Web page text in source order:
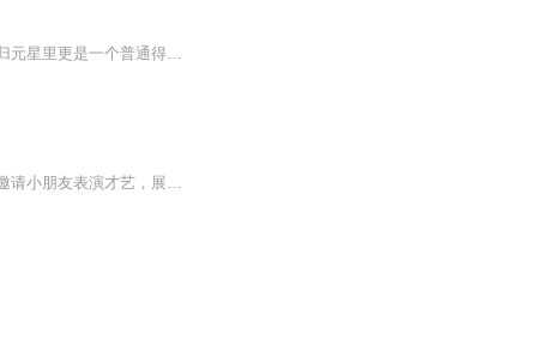
日更一集【内容简介】归元星是茫茫宇宙中一颗普通得不能再普通的修真星球。半山派，在归元星里更是一个普通得不能再普通的修真门派。晚舟，姓晚名舟，是半山派里一个辈分有点高，境界有点低的普通修真者。晚舟修真三百余年，只因嗜酒，修真进境慢得离奇。...
浙江新闻广播全新打造青少年文艺类节目《少年派》。本节目携手官方教育单位，在节目中邀请小朋友表演才艺，展示艺术教育成果。并定期邀请优秀教师参与节目访谈，传播科学的教育理念，提升少儿德育、美育的意识。